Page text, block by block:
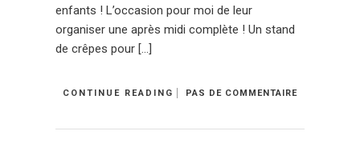
enfants ! L’occasion pour moi de leur
organiser une après midi complète ! Un stand
de crêpes pour […]
CONTINUE READING PAS DE COMMENTAIRE